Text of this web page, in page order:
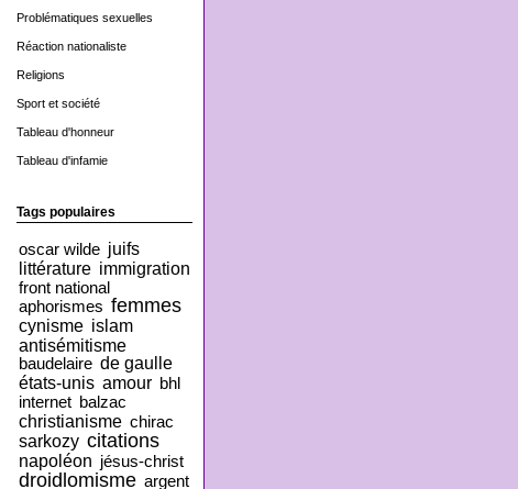
Problématiques sexuelles
Réaction nationaliste
Religions
Sport et société
Tableau d'honneur
Tableau d'infamie
Tags populaires
oscar wilde juifs
littérature immigration
front national
aphorismes femmes
cynisme islam
antisémitisme
baudelaire de gaulle
états-unis amour bhl
internet balzac
christianisme chirac
sarkozy citations
napoléon jésus-christ
droidlomisme argent